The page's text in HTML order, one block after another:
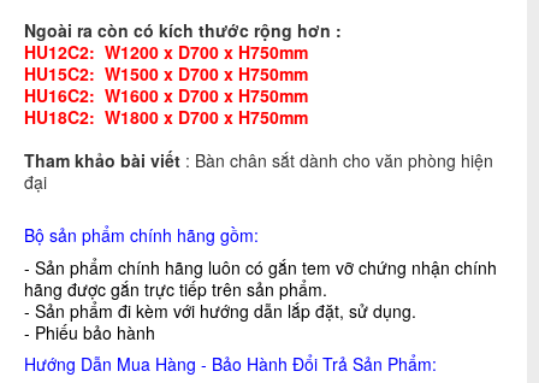
Ngoài ra còn có kích thước rộng hơn :
HU12C2: W1200 x D700 x H750mm
HU15C2: W1500 x D700 x H750mm
HU16C2: W1600 x D700 x H750mm
HU18C2: W1800 x D700 x H750mm
Tham khảo bài viết : Bàn chân sắt dành cho văn phòng hiện
đại
Bộ sản phẩm chính hãng gồm:
- Sản phẩm chính hãng luôn có gắn tem vỡ chứng nhận chính
hãng được gắn trực tiếp trên sản phẩm.
- Sản phẩm đi kèm với hướng dẫn lắp đặt, sử dụng.
- Phiếu bảo hành
Hướng Dẫn Mua Hàng - Bảo Hành Đổi Trả Sản Phẩm: